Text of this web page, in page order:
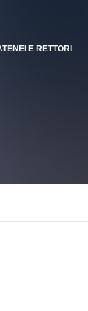
E RETTORI